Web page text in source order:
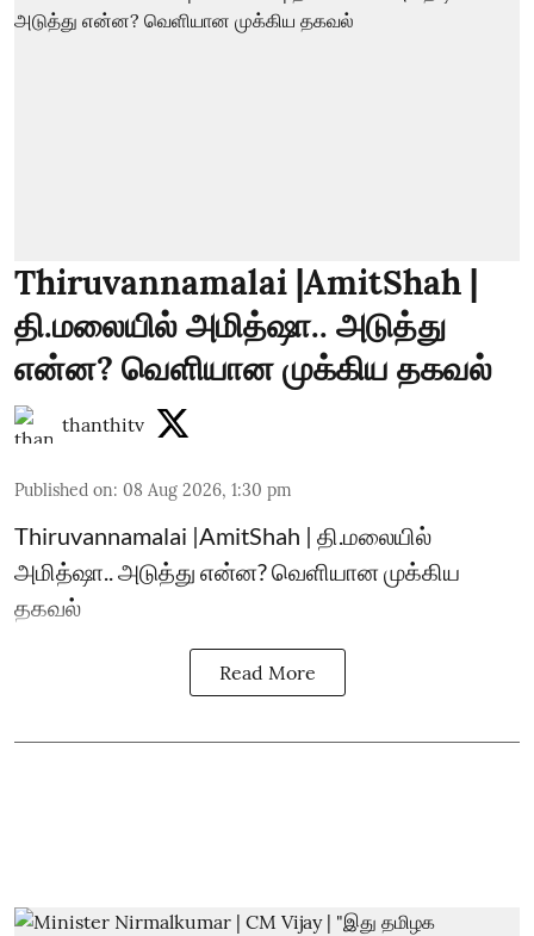
Thiruvannamalai |AmitShah |
தி.மலையில் அமித்ஷா.. அடுத்து
என்ன? வெளியான முக்கிய தகவல்
thanthitv
Published on: 08 Aug 2026, 1:30 pm
Thiruvannamalai |AmitShah | தி.மலையில்
அமித்ஷா.. அடுத்து என்ன? வெளியான முக்கிய
தகவல்
Read More